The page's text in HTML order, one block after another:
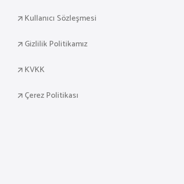
Kullanıcı Sözleşmesi
Gizlilik Politikamız
KVKK
Çerez Politikası